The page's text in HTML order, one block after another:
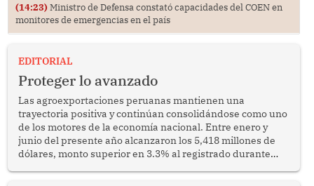
(14:23) Ministro de Defensa constató capacidades del COEN en
monitores de emergencias en el país
EDITORIAL
Proteger lo avanzado
Las agroexportaciones peruanas mantienen una
trayectoria positiva y continúan consolidándose como uno
de los motores de la economía nacional. Entre enero y
junio del presente año alcanzaron los 5,418 millones de
dólares, monto superior en 3.3% al registrado durante